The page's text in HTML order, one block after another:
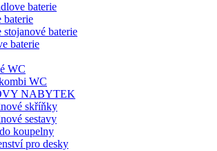
baterie
baterie
stojanové baterie
baterie
WC
WC
NABYTEK
skříňky
sestavy
koupelny
pro desky